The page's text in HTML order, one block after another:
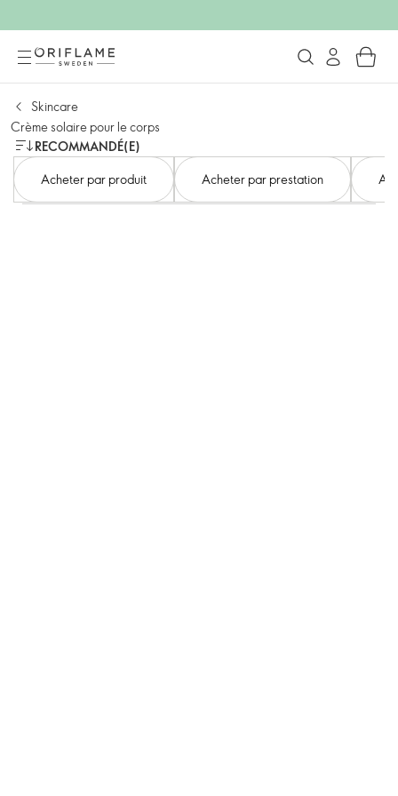
Skincare
Crème solaire pour le corps
RECOMMANDÉ(E)
Acheter par produit
Acheter par prestation